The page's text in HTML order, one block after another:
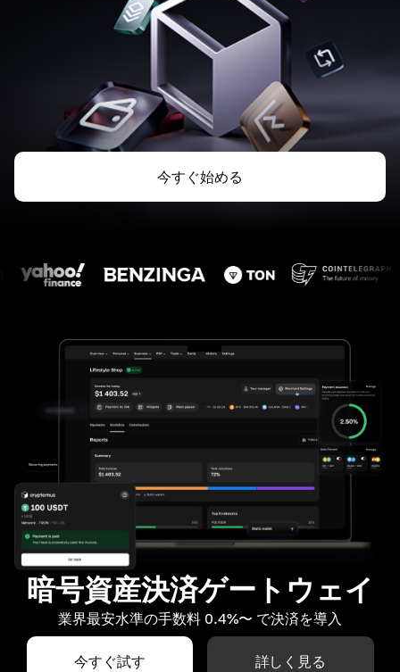
今すぐ始める
暗号資産決済ゲートウェイ
業界最安水準の手数料 0.4%〜 で決済を導入
今すぐ試す 詳しく見る